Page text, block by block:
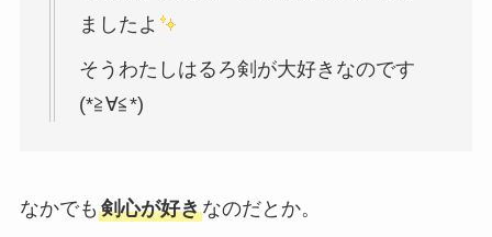
ましたよ
そうわたしはるろ剣が大好きなのです
(*≧∀≦*)
なかでも 剣心が好きなのだとか。